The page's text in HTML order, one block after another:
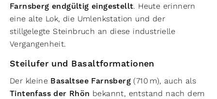
Farnsberg endgültig eingestellt. Heute erinnern
eine alte Lok, die Umlenkstation und der
stillgelegte Steinbruch an diese industrielle
Vergangenheit.
Steilufer und Basaltformationen
Der kleine Basaltsee Farnsberg (710 m), auch als
Tintenfass der Rhön bekannt, entstand nach dem